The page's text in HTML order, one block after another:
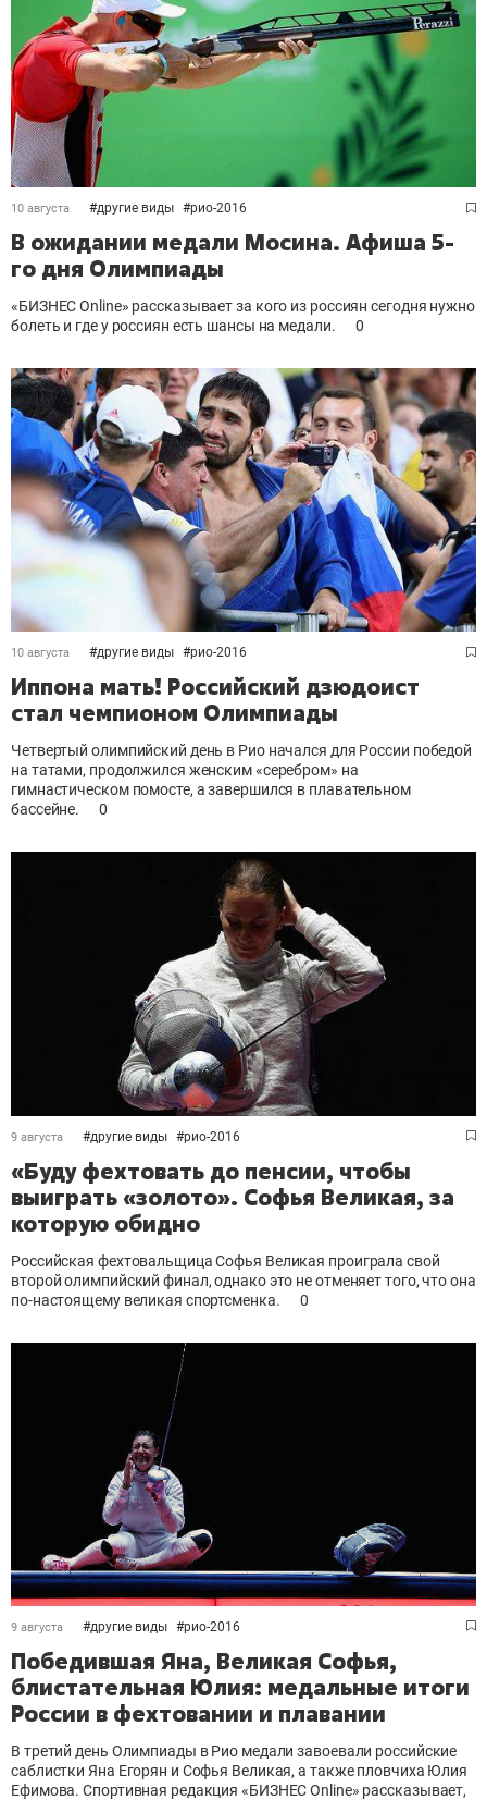
10 августа #другие виды #рио-2016
В ожидании медали Мосина. Афиша 5-
го дня Олимпиады
«БИЗНЕС Online» рассказывает за кого из россиян сегодня нужно
болеть и где у россиян есть шансы на медали.
0
10 августа #другие виды #рио-2016
Иппона мать! Российский дзюдоист
стал чемпионом Олимпиады
Четвертый олимпийский день в Рио начался для России победой
на татами, продолжился женским «серебром» на
гимнастическом помосте, а завершился в плавательном
бассейне.
0
9 августа #другие виды #рио-2016
«Буду фехтовать до пенсии, чтобы
выиграть «золото». Софья Великая, за
которую обидно
Российская фехтовальщица Софья Великая проиграла свой
второй олимпийский финал, однако это не отменяет того, что она
по-настоящему великая спортсменка.
0
9 августа #другие виды #рио-2016
Победившая Яна, Великая Софья,
блистательная Юлия: медальные итоги
России в фехтовании и плавании
В третий день Олимпиады в Рио медали завоевали российские
саблистки Яна Егорян и Софья Великая, а также пловчиха Юлия
Ефимова. Спортивная редакция «БИЗНЕС Online» рассказывает,